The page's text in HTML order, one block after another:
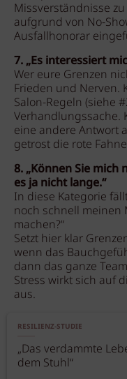
Missverständnisse
aufgrund von No-
Ausfallhonorar
7. „Es interessiert
Wer eure Grenzen
Frieden und Nerven.
Salon-Regeln (siehe
Verhandlungssache.
eine andere Antwort
getrost die rote
8. „Können Sie
es ja nicht lange.“
In diese Kategorie
noch schnell meinen
machen?“
Setzt hier klar
wenn das
dann das ganze
Stress wirkt sich auf
aus.
RESILIENZ-STUDIE
„Das verdammte
dem Stuhl“